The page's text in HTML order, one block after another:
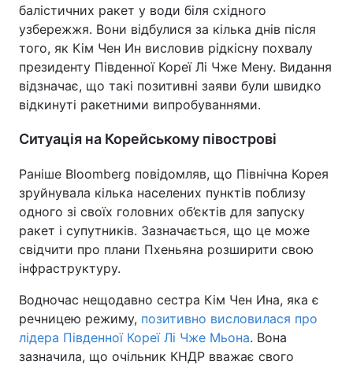
балістичних ракет у води біля східного
узбережжя. Вони відбулися за кілька днів після
того, як Кім Чен Ин висловив рідкісну похвалу
президенту Південної Кореї Лі Чже Мену. Видання
відзначає, що такі позитивні заяви були швидко
відкинуті ракетними випробуваннями.
Ситуація на Корейському півострові
Раніше Bloomberg повідомляв, що Північна Корея
зруйнувала кілька населених пунктів поблизу
одного зі своїх головних об’єктів для запуску
ракет і супутників. Зазначається, що це може
свідчити про плани Пхеньяна розширити свою
інфраструктуру.
Водночас нещодавно сестра Кім Чен Ина, яка є
речницею режиму, позитивно висловилася про
лідера Південної Кореї Лі Чже Мьона. Вона
зазначила, що очільник КНДР вважає свого